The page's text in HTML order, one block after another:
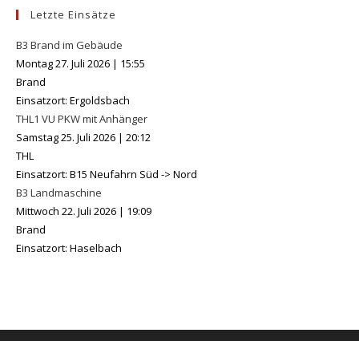
Letzte Einsätze
B3 Brand im Gebäude
Montag 27. Juli 2026 | 15:55
Brand
Einsatzort: Ergoldsbach
THL1 VU PKW mit Anhänger
Samstag 25. Juli 2026 | 20:12
THL
Einsatzort: B15 Neufahrn Süd -> Nord
B3 Landmaschine
Mittwoch 22. Juli 2026 | 19:09
Brand
Einsatzort: Haselbach